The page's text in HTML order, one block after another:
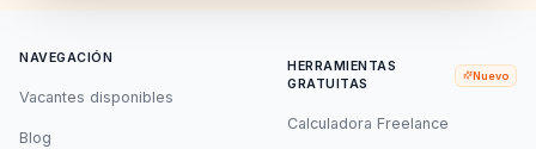
NAVEGACIÓN
Vacantes disponibles
Blog
HERRAMIENTAS
GRATUITAS
Nuevo
Calculadora Freelance